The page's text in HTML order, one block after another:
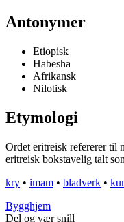
Antonymer
Etiopisk
Habesha
Afrikansk
Nilotisk
Etymologi
Ordet eritreisk refererer til
eritreisk bokstavelig talt
kry • imam • bladverk •
Bygghjem
Del og vær snill